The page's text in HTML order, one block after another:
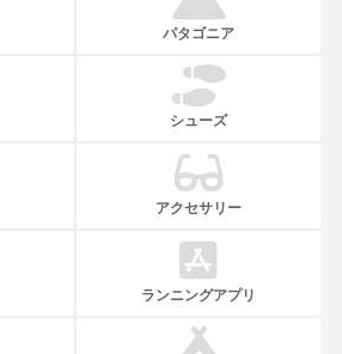
パタゴニア
シューズ
アクセサリー
ランニングアプリ